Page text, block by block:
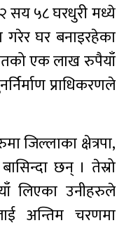
सय ५८ घरधुरी मध्ये
गरेर घर बनाइरहेका
एक लाख रुपैयाँ
प्राधिकरणले
जिल्लाका क्षेत्रपा,
छन् । तेस्रो
लिएका उनीहरुले
अन्तिम चरणमा